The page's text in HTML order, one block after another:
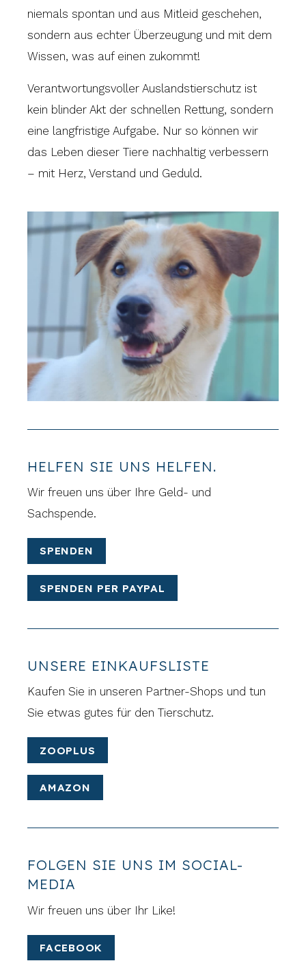
niemals spontan und aus Mitleid geschehen,
sondern aus echter Überzeugung und mit dem
Wissen, was auf einen zukommt!
Verantwortungsvoller Auslandstierschutz ist
kein blinder Akt der schnellen Rettung, sondern
eine langfristige Aufgabe. Nur so können wir
das Leben dieser Tiere nachhaltig verbessern
– mit Herz, Verstand und Geduld.
HELFEN SIE UNS HELFEN.
Wir freuen uns über Ihre Geld- und
Sachspende.
SPENDEN
SPENDEN PER PAYPAL
UNSERE EINKAUFSLISTE
Kaufen Sie in unseren Partner-Shops und tun
Sie etwas gutes für den Tierschutz.
ZOOPLUS
AMAZON
FOLGEN SIE UNS IM SOCIAL-
MEDIA
Wir freuen uns über Ihr Like!
FACEBOOK